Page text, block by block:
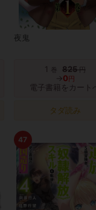
夜鬼
1 巻 825円
→0 円
電子書籍をカート
タダ読み
47